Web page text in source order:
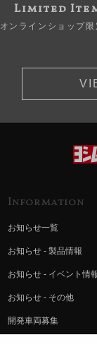
Limited
オンラインショップ限
Information
お知らせ一覧
お知らせ - 製品情報
お知らせ - イベント情
お知らせ - その他
開発車両募集